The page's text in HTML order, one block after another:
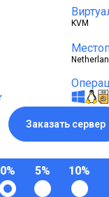
KVM
Заказать сервер
0% 5% 10%